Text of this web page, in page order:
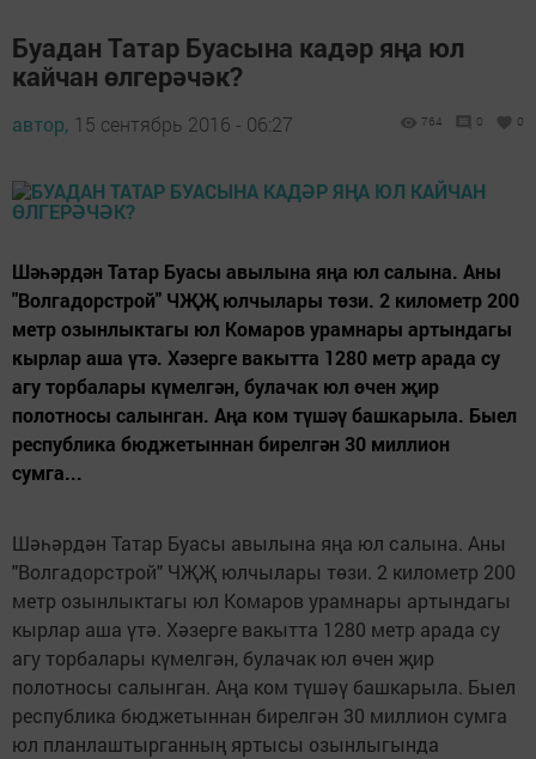
Буадан Татар Буасына кадәр яңа юл
кайчан өлгерәчәк?
автор, 15 сентябрь 2016 - 06:27 764 0 0
Шәһәрдән Татар Буасы авылына яңа юл салына. Аны
"Волгадорстрой" ЧҖҖ юлчылары төзи. 2 километр 200
метр озынлыктагы юл Комаров урамнары артындагы
кырлар аша үтә. Хәзерге вакытта 1280 метр арада су
агу торбалары күмелгән, булачак юл өчен җир
полотносы салынган. Аңа ком түшәү башкарыла. Быел
республика бюджетыннан бирелгән 30 миллион
сумга...
Шәһәрдән Татар Буасы авылына яңа юл салына. Аны
"Волгадорстрой" ЧҖҖ юлчылары төзи. 2 километр 200
метр озынлыктагы юл Комаров урамнары артындагы
кырлар аша үтә. Хәзерге вакытта 1280 метр арада су
агу торбалары күмелгән, булачак юл өчен җир
полотносы салынган. Аңа ком түшәү башкарыла. Быел
республика бюджетыннан бирелгән 30 миллион сумга
юл планлаштырганның яртысы озынлыгында